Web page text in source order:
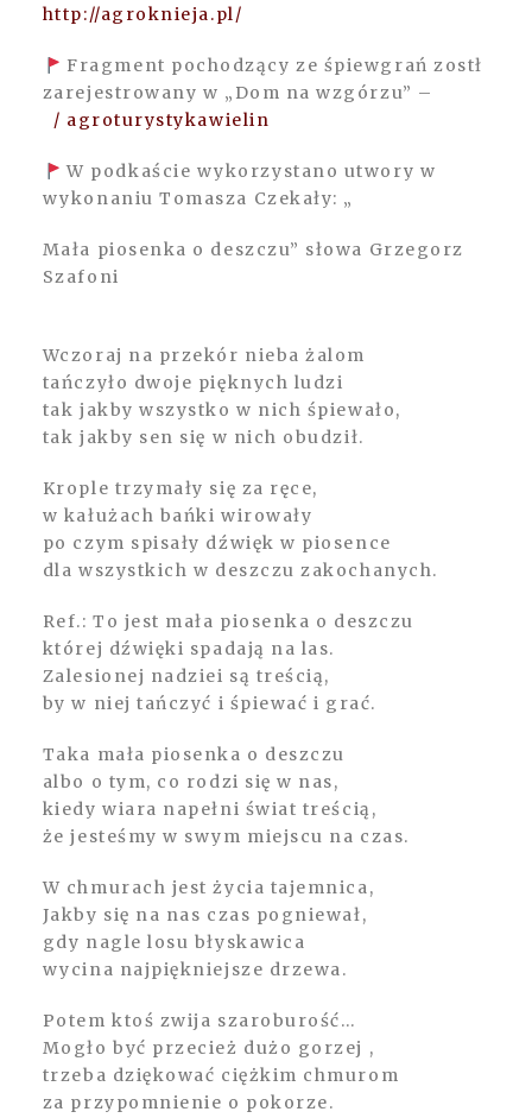
http://agroknieja.pl/
Fragment pochodzący ze śpiewgrań zostł
zarejestrowany w „Dom na wzgórzu” –
/ agroturystykawielin
W podkaście wykorzystano utwory w
wykonaniu Tomasza Czekały: „
Mała piosenka o deszczu” słowa Grzegorz
Szafoni
Wczoraj na przekór nieba żalom
tańczyło dwoje pięknych ludzi
tak jakby wszystko w nich śpiewało,
tak jakby sen się w nich obudził.
Krople trzymały się za ręce,
w kałużach bańki wirowały
po czym spisały dźwięk w piosence
dla wszystkich w deszczu zakochanych.
Ref.: To jest mała piosenka o deszczu
której dźwięki spadają na las.
Zalesionej nadziei są treścią,
by w niej tańczyć i śpiewać i grać.
Taka mała piosenka o deszczu
albo o tym, co rodzi się w nas,
kiedy wiara napełni świat treścią,
że jesteśmy w swym miejscu na czas.
W chmurach jest życia tajemnica,
Jakby się na nas czas pogniewał,
gdy nagle losu błyskawica
wycina najpiękniejsze drzewa.
Potem ktoś zwija szaroburość…
Mogło być przecież dużo gorzej ,
trzeba dziękować ciężkim chmurom
za przypomnienie o pokorze.